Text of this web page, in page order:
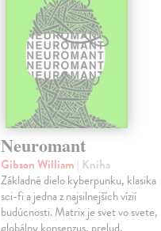
Neuromant
Gibson William | Kniha
Základné dielo kyberpunku, klasika
sci-fi a jedna z najsilnejších vízií
budúcnosti. Matrix je svet vo svete,